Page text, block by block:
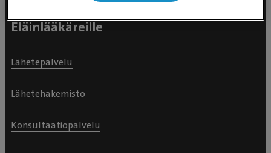
Eläinlääkäreille
Lähetepalvelu
Lähetehakemisto
Konsultaatiopalvelu